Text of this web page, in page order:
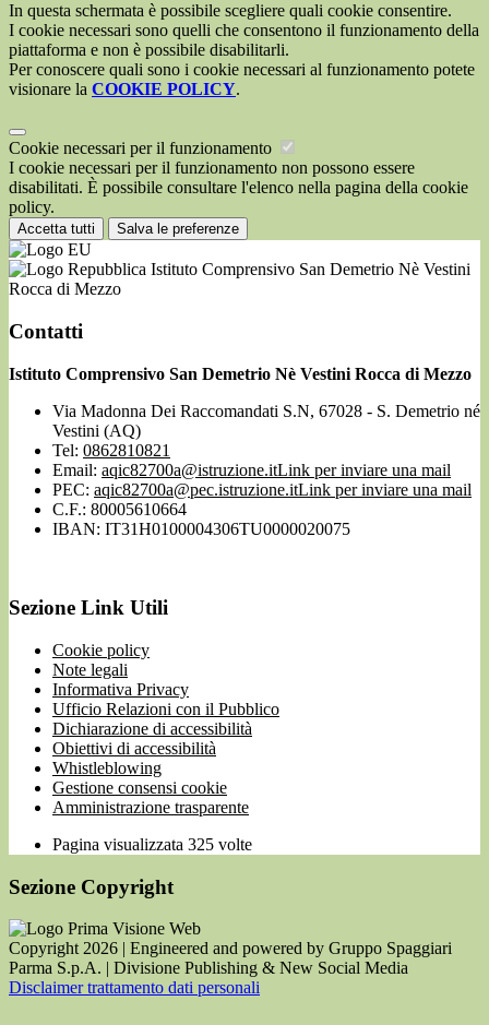
In questa schermata è possibile scegliere quali cookie consentire.
I cookie necessari sono quelli che consentono il funzionamento della
piattaforma e non è possibile disabilitarli.
Per conoscere quali sono i cookie necessari al funzionamento potete
visionare la COOKIE POLICY.
Cookie necessari per il funzionamento
I cookie necessari per il funzionamento non possono essere
disabilitati. È possibile consultare l'elenco nella pagina della cookie
policy.
Accetta tutti Salva le preferenze
Istituto Comprensivo San Demetrio Nè Vestini
Rocca di Mezzo
Contatti
Istituto Comprensivo San Demetrio Nè Vestini Rocca di Mezzo
Via Madonna Dei Raccomandati S.N, 67028 - S. Demetrio né
Vestini (AQ)
Tel: 0862810821
Email: aqic82700a@istruzione.itLink per inviare una mail
PEC: aqic82700a@pec.istruzione.itLink per inviare una mail
C.F.: 80005610664
IBAN: IT31H0100004306TU0000020075
Sezione Link Utili
Cookie policy
Note legali
Informativa Privacy
Ufficio Relazioni con il Pubblico
Dichiarazione di accessibilità
Obiettivi di accessibilità
Whistleblowing
Gestione consensi cookie
Amministrazione trasparente
Pagina visualizzata 325 volte
Sezione Copyright
Copyright 2026 | Engineered and powered by Gruppo Spaggiari
Parma S.p.A. | Divisione Publishing & New Social Media
Disclaimer trattamento dati personali